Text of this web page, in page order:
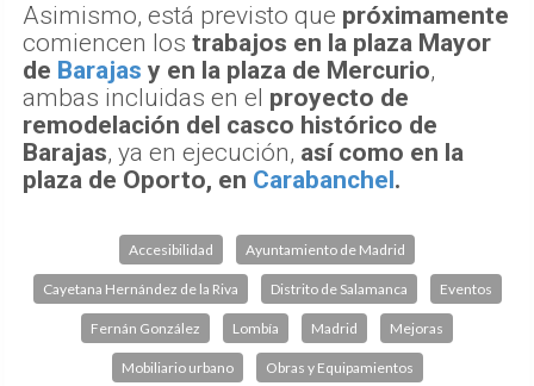
Asimismo, está previsto que próximamente
comiencen los trabajos en la plaza Mayor
de Barajas y en la plaza de Mercurio,
ambas incluidas en el proyecto de
remodelación del casco histórico de
Barajas, ya en ejecución, así como en la
plaza de Oporto, en Carabanchel.
Accesibilidad Ayuntamiento de Madrid
Cayetana Hernández de la Riva Distrito de Salamanca Eventos
Fernán González Lombía Madrid Mejoras
Mobiliario urbano Obras y Equipamientos